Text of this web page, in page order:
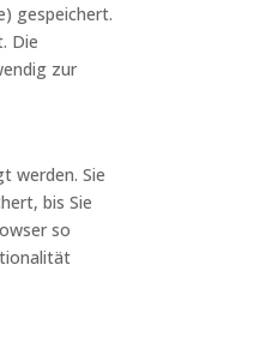
gespeichert.
Die
zur
werden. Sie
bis Sie
so